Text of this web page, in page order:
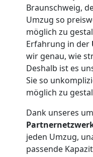
Braunschweig,
Umzug so
möglich zu
Erfahrung in der
wir genau, wie
Deshalb ist es
Sie so
möglich zu
Dank unseres
jeden Umzug,
passende